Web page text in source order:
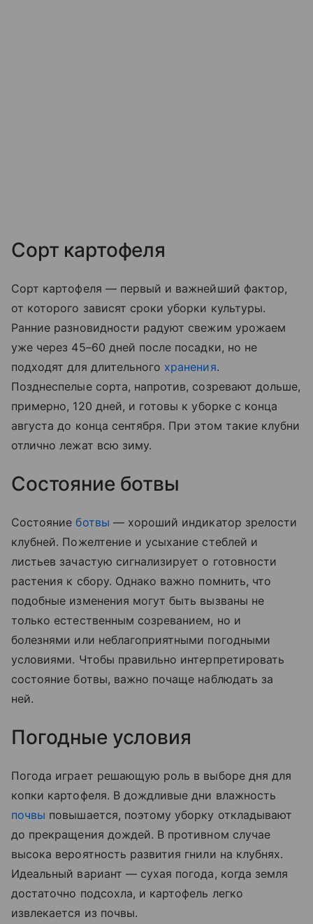
Сорт картофеля
Сорт картофеля — первый и важнейший фактор,
от которого зависят сроки уборки культуры.
Ранние разновидности радуют свежим урожаем
уже через 45–60 дней после посадки, но не
подходят для длительного хранения.
Позднеспелые сорта, напротив, созревают дольше,
примерно, 120 дней, и готовы к уборке с конца
августа до конца сентября. При этом такие клубни
отлично лежат всю зиму.
Состояние ботвы
Состояниеботвы — хороший индикатор зрелости
клубней. Пожелтение и усыхание стеблей и
листьев зачастую сигнализирует о готовности
растения к сбору. Однако важно помнить, что
подобные изменения могут быть вызваны не
только естественным созреванием, но и
болезнями или неблагоприятными погодными
условиями. Чтобы правильно интерпретировать
состояние ботвы, важно почаще наблюдать за
ней.
Погодные условия
Погода играет решающую роль в выборе дня для
копки картофеля. В дождливые дни влажность
почвы повышается, поэтому уборку откладывают
до прекращения дождей. В противном случае
высока вероятность развития гнили на клубнях.
Идеальный вариант — сухая погода, когда земля
достаточно подсохла, и картофель легко
извлекается из почвы.